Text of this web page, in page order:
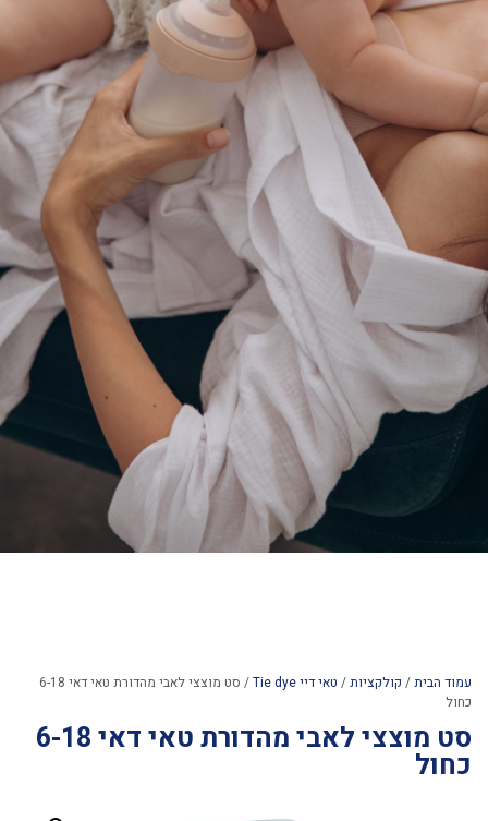
עמוד הבית/ קולקציות/ טאי דיי Tie dye
/ סט מוצצי לאבי מהדורת טאי דאי 6-18
כחול
סט מוצצי לאבי מהדורת טאי דאי 6-18
כחול